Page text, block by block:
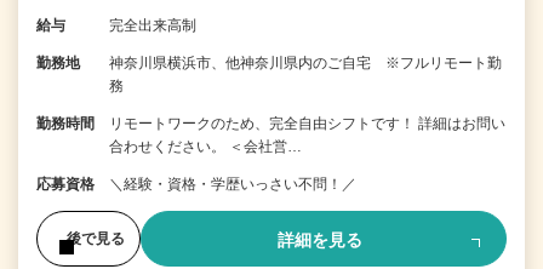
給与 完全出来高制
勤務地
神奈川県横浜市、他神奈川県内のご自宅 ※フルリモート勤
務
勤務時間
リモートワークのため、完全自由シフトです！ 詳細はお問い
合わせください。 ＜会社営…
応募資格 ＼経験・資格・学歴いっさい不問！／
後で見る 詳細を見る